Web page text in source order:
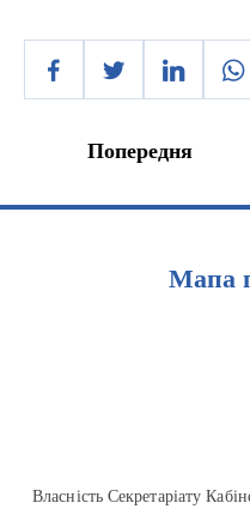
Попередня
Мапа
Власність Секретаріату